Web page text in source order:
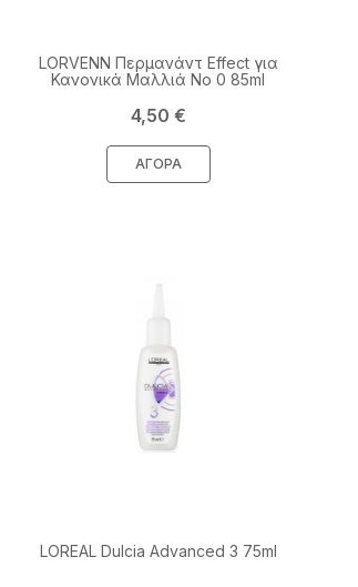
LORVENN Περμανάντ Effect για
Κανονικά Μαλλιά No 0 85ml
Τιμή
4,50 €
ΑΓΟΡΆ
LOREAL Dulcia Advanced 3 75ml